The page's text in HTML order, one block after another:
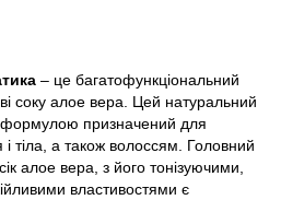
– це багатофункціональний
соку алое вера. Цей натуральний
формулою призначений для
тіла, а також волоссям. Головний
алое вера, з його тонізуючими,
властивостями є